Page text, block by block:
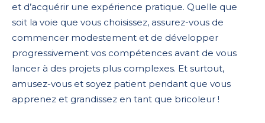
et d’acquérir une expérience pratique. Quelle que
soit la voie que vous choisissez, assurez-vous de
commencer modestement et de développer
progressivement vos compétences avant de vous
lancer à des projets plus complexes. Et surtout,
amusez-vous et soyez patient pendant que vous
apprenez et grandissez en tant que bricoleur !